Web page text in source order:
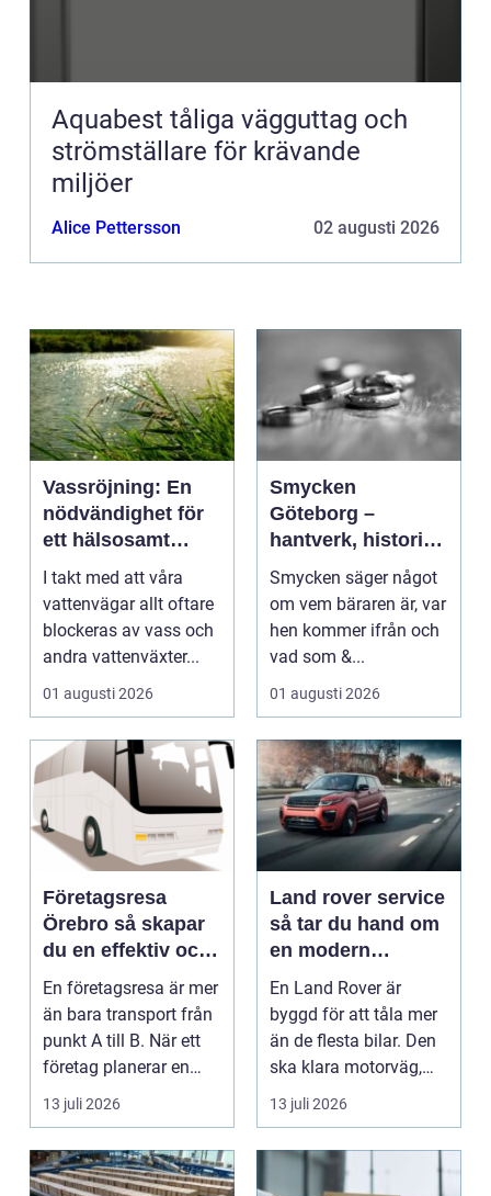
Aquabest tåliga vägguttag och
strömställare för krävande
miljöer
Alice Pettersson 02 augusti 2026
Vassröjning: En
nödvändighet för
ett hälsosamt
vattenlandskap
I takt med att våra
vattenvägar allt oftare
blockeras av vass och
andra vattenväxter...
01 augusti 2026
Smycken
Göteborg –
hantverk, historia
och personligt
uttryck
Smycken säger något
om vem bäraren är, var
hen kommer ifrån och
vad som &...
01 augusti 2026
Företagsresa
Örebro så skapar
du en effektiv och
minnesvärd resa
En företagsresa är mer
än bara transport från
punkt A till B. När ett
företag planerar en
resa för m...
13 juli 2026
Land rover service
så tar du hand om
en modern
klassiker
En Land Rover är
byggd för att tåla mer
än de flesta bilar. Den
ska klara motorväg,
stadstrafik, gru...
13 juli 2026